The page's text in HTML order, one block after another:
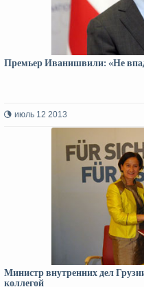
Премьер Иванишвили: «Не
июль 12 2013
Министр внутренних дел
коллегой